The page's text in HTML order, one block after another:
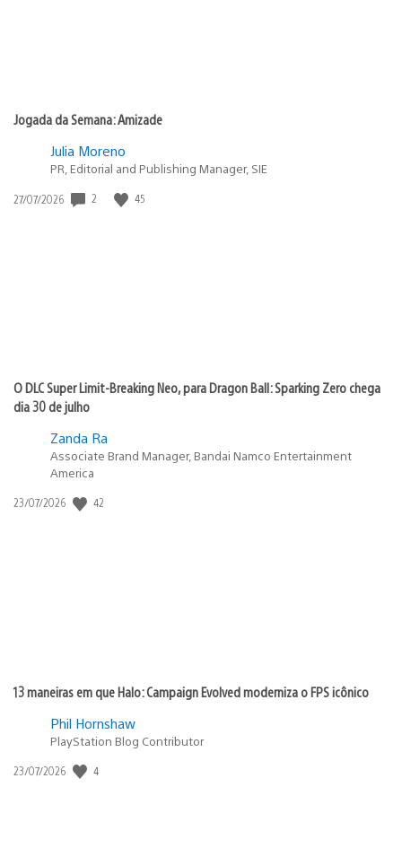
Jogada da Semana: Amizade
Julia Moreno
PR, Editorial and Publishing Manager, SIE
Data
27/07/2026 2 45
O DLC Super Limit-Breaking Neo, para Dragon Ball: Sparking Zero chega
dia 30 de julho
Zanda Ra
Associate Brand Manager, Bandai Namco Entertainment
America
Data
23/07/2026 42
13 maneiras em que Halo: Campaign Evolved moderniza o FPS icônico
Phil Hornshaw
PlayStation Blog Contributor
Data
23/07/2026 4